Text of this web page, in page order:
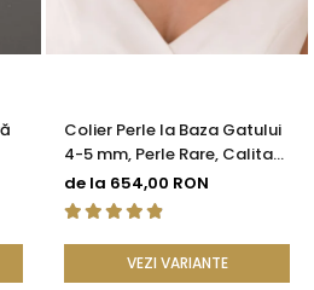
Colier Perle la Baza Gatului
4-5 mm, Perle Rare, Calitate
AAA+, Argint 925 |
KASKADDA®
de la 654,00 RON
VEZI VARIANTE